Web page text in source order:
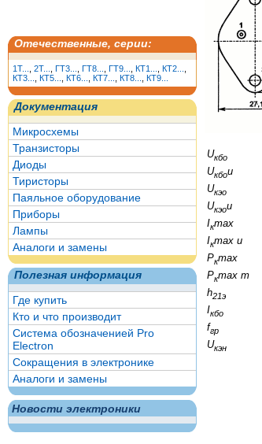
Отечественные, серии:
1T... 2T... ГТ3... ГТ8... ГТ9... КТ1... КТ2...
КТ3...
КТ5... КТ6... КТ7... КТ8... КТ9...
Документация
Микросхемы
Транзисторы
Диоды
Тиристоры
Паяльное оборудование
Приборы
Лампы
Аналоги и замены
Полезная информация
Где купить
Кто и что производит
Система обозначенией Pro
Electron
Сокращения в электронике
Аналоги и замены
Новости электроники
Uкбо
Uкбои
Uкэо
Uкэои
Iкmax
Iкmax и
Pкmax
Pкmax т
h21э
Iкбо
fгр
Uкэн